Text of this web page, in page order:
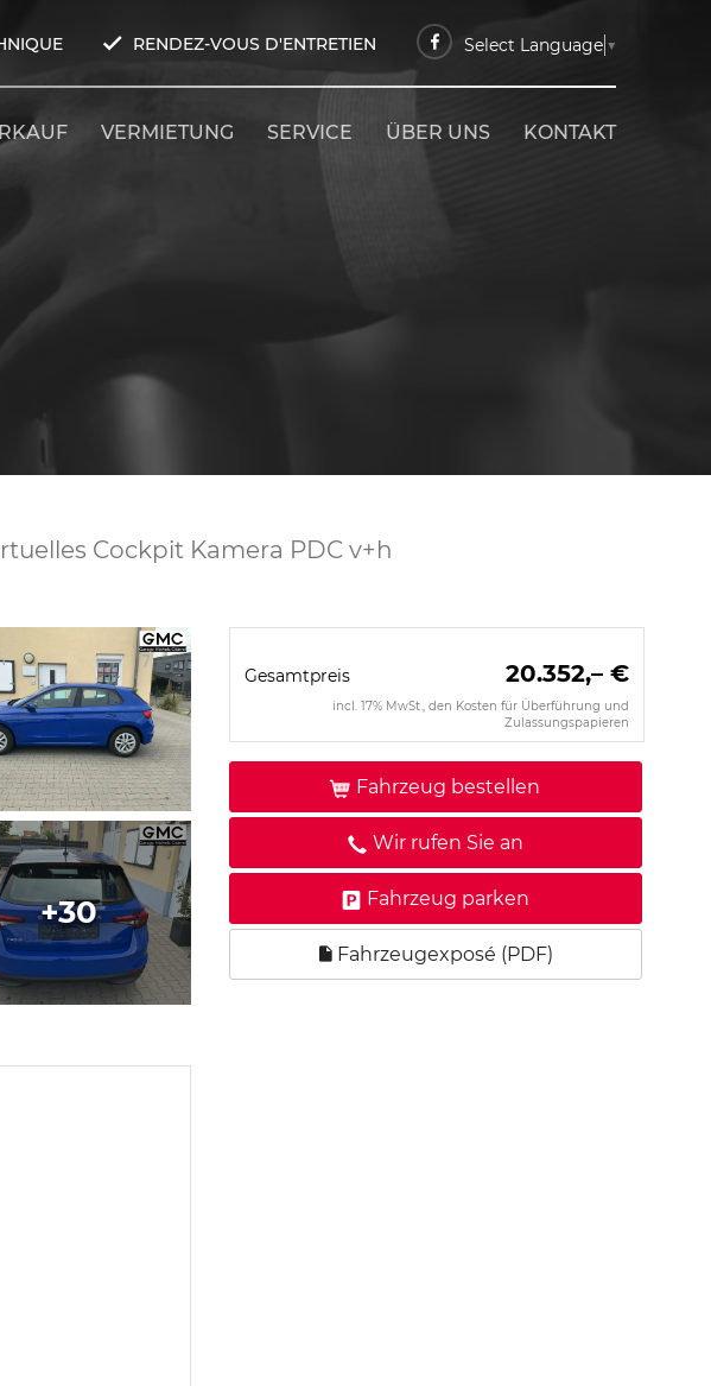
RENDEZ-VOUS D'ENTRETIEN Select Language ▼
VERMIETUNG SERVICE ÜBER UNS KONTAKT
Cockpit Kamera PDC v+h
Gesamtpreis 20.352,– €
incl. 17% MwSt., den Kosten für Überführung und
Zulassungspapieren
Fahrzeug bestellen
Wir rufen Sie an
Fahrzeug parken
Fahrzeugexposé (PDF)
+30